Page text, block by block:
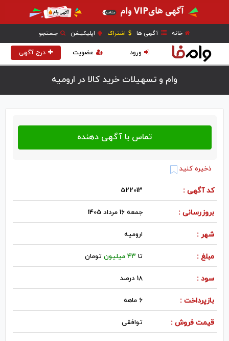
خانه آگهی ها اشتراک اپلیکیشن جستجو
درج آگهی عضویت ورود
وام و تسهیلات خرید کالا در اروميه
ذخیره کنید
کد آگهی : 522013
بروزرسانی : جمعه 16 مرداد 1405
شهر : اروميه
مبلغ : تا 43 میلیون تومان
سود : 18 درصد
بازپرداخت : 6 ماهه
قیمت فروش : توافقی